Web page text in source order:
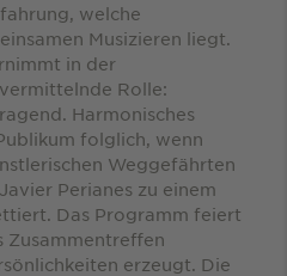
welche
Musizieren liegt.
in der
Rolle:
Harmonisches
folglich, wenn
Weggefährten
Perianes zu einem
Das Programm feiert
Zusammentreffen
erzeugt. Die